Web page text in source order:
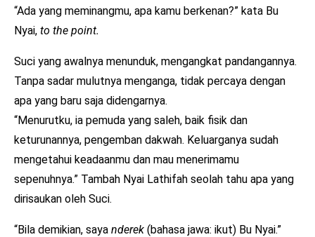
“Ada yang meminangmu, apa kamu berkenan?” kata Bu
Nyai, to the point.
Suci yang awalnya menunduk, mengangkat pandangannya.
Tanpa sadar mulutnya menganga, tidak percaya dengan
apa yang baru saja didengarnya.
“Menurutku, ia pemuda yang saleh, baik fisik dan
keturunannya, pengemban dakwah. Keluarganya sudah
mengetahui keadaanmu dan mau menerimamu
sepenuhnya.” Tambah Nyai Lathifah seolah tahu apa yang
dirisaukan oleh Suci.
“Bila demikian, saya nderek (bahasa jawa: ikut) Bu Nyai.”